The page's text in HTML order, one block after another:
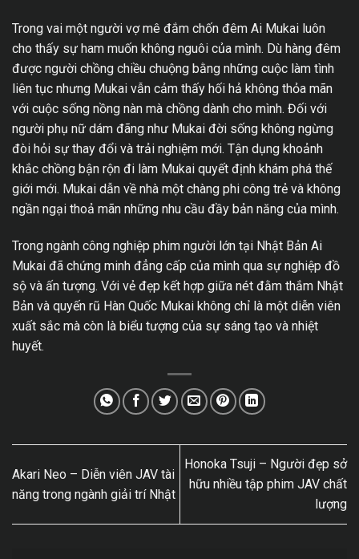
Trong vai một người vợ mê đắm chốn đêm Ai Mukai luôn
cho thấy sự ham muốn không nguôi của mình. Dù hàng đêm
được người chồng chiều chuộng bằng những cuộc làm tình
liên tục nhưng Mukai vẫn cảm thấy hối hả không thỏa mãn
với cuộc sống nồng nàn mà chồng dành cho mình. Đối với
người phụ nữ dám đãng như Mukai đời sống không ngừng
đòi hỏi sự thay đổi và trải nghiệm mới. Tận dụng khoảnh
khắc chồng bận rộn đi làm Mukai quyết định khám phá thế
giới mới. Mukai dẫn về nhà một chàng phi công trẻ và không
ngần ngại thoả mãn những nhu cầu đầy bản năng của mình.
Trong ngành công nghiệp phim người lớn tại Nhật Bản Ai
Mukai đã chứng minh đẳng cấp của mình qua sự nghiệp đồ
sộ và ấn tượng. Với vẻ đẹp kết hợp giữa nét đằm thắm Nhật
Bản và quyến rũ Hàn Quốc Mukai không chỉ là một diễn viên
xuất sắc mà còn là biểu tượng của sự sáng tạo và nhiệt
huyết.
Akari Neo – Diễn viên JAV tài
năng trong ngành giải trí Nhật
Honoka Tsuji – Người đẹp sở
hữu nhiều tập phim JAV chất
lượng